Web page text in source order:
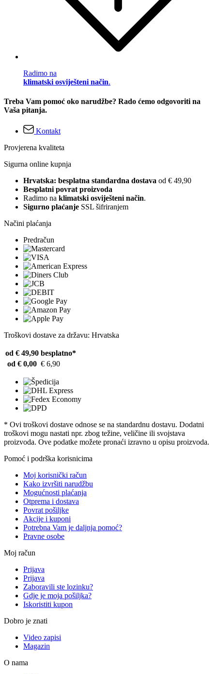
Radimo na
klimatski osviješteni način.
Treba Vam pomoć oko narudžbe? Rado ćemo odgovoriti na
Vaša pitanja.
Kontakt
Provjerena kvaliteta
Sigurna online kupnja
Hrvatska: besplatna standardna dostava od € 49,90
Besplatni povrat proizvoda
Radimo na klimatski osviješteni način.
Sigurno plaćanje SSL šifriranjem
Načini plaćanja
Predračun
Troškovi dostave za državu: Hrvatska
od € 49,90 besplatno*
od € 0,00 € 6,90
* Ovi troškovi dostave odnose se na standardnu ​​dostavu. Dodatni
troškovi mogu nastati npr. zbog težine, veličine ili svojstava
proizvoda. Ove podatke možete pronaći izravno u opisu proizvoda.
Pomoć i podrška korisnicima
Moj korisnički račun
Kako izvršiti narudžbu
Mogućnosti plaćanja
Otprema i dostava
Povrat pošiljke
Akcije i kuponi
Potrebna Vam je daljnja pomoć?
Pravne osobe
Moj račun
Prijava
Prijava
Zaboravili ste lozinku?
Gdje je moja pošiljka?
Iskoristiti kupon
Dobro je znati
Video zapisi
Magazin
O nama